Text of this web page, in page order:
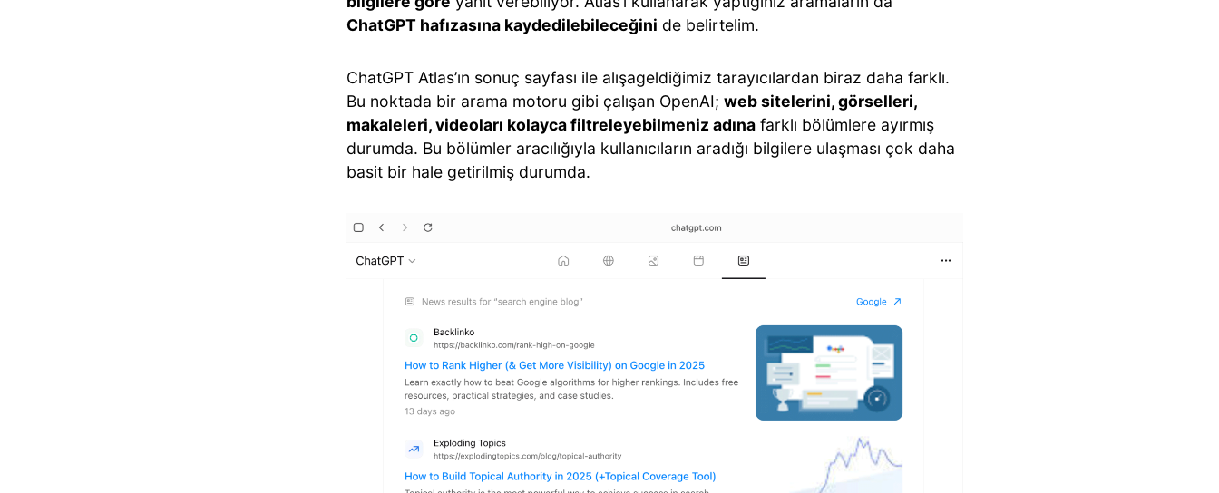
ChatGPT hafızasına kaydedilebileceğini de belirtelim.
ChatGPT Atlas’ın sonuç sayfası ile alışageldiğimiz tarayıcılardan biraz daha farklı.
Bu noktada bir arama motoru gibi çalışan OpenAI; web sitelerini, görselleri,
makaleleri, videoları kolayca filtreleyebilmeniz adına farklı bölümlere ayırmış
durumda. Bu bölümler aracılığıyla kullanıcıların aradığı bilgilere ulaşması çok daha
basit bir hale getirilmiş durumda.